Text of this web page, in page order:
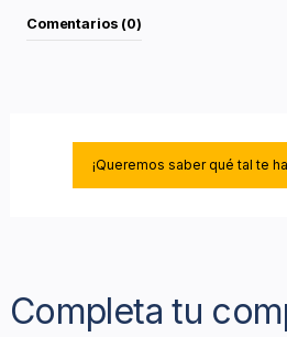
Comentarios (0)
¡Queremos saber qué tal te
Completa tu